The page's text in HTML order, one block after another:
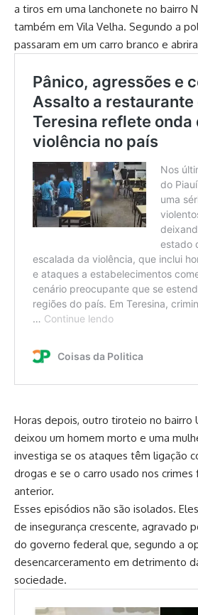
a tiros em uma lanchonete no bairro
também em Vila Velha. Segundo a
passaram em um carro branco e
Horas depois, outro tiroteio no bairro
deixou um homem morto e uma
investiga se os ataques têm ligação
drogas e se o carro usado nos
anterior.
Esses episódios não são isolados.
de insegurança crescente, agravado
do governo federal que, segundo a
desencarceramento em detrimento
sociedade.